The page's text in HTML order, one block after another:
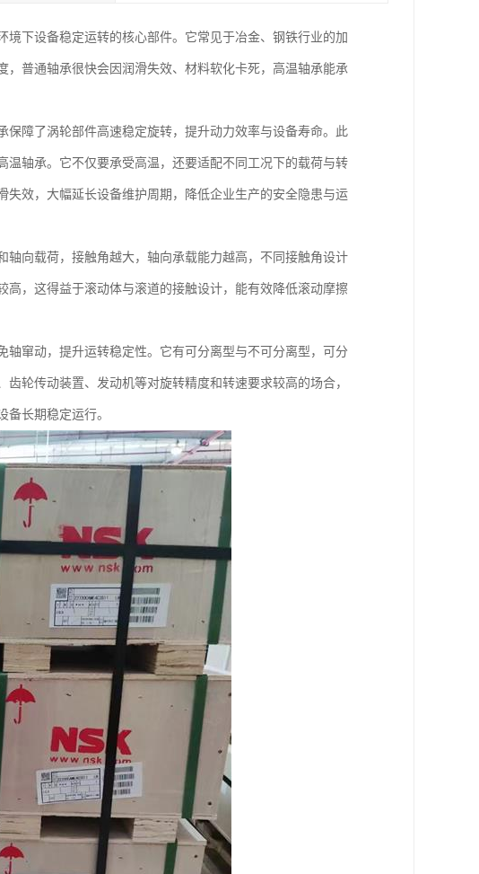
下设备稳定运转的核心部件。它常见于冶金、钢铁行业的加
普通轴承很快会因润滑失效、材料软化卡死，高温轴承能承
障了涡轮部件高速稳定旋转，提升动力效率与设备寿命。此
轴承。它不仅要承受高温，还要适配不同工况下的载荷与转
效，大幅延长设备维护周期，降低企业生产的安全隐患与运
向载荷，接触角越大，轴向承载能力越高，不同接触角设计
，这得益于滚动体与滚道的接触设计，能有效降低滚动摩擦
窜动，提升运转稳定性。它有可分离型与不可分离型，可分
轮传动装置、发动机等对旋转精度和转速要求较高的场合，
长期稳定运行。